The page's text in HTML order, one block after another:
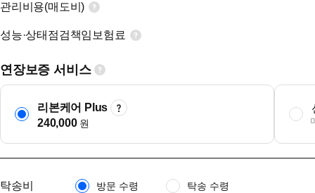
관리비용(매도비)
성능·상태점검책임보험료
연장보증 서비스
리본케어 Plus
240,000원
탁송비 방문 수령 탁송 수령